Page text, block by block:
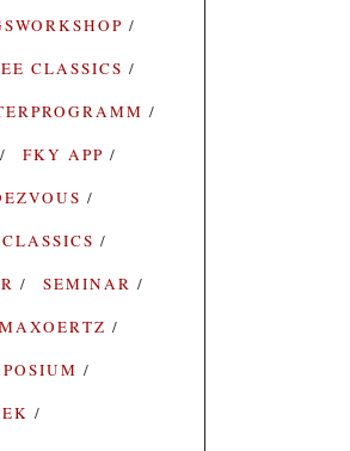
CLASSICS
FKY APP
SEMINAR
MAXOERTZ